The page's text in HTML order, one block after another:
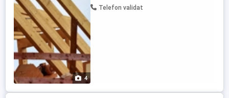
4
stanga [langa Pensiunea Sanmartin ).
Telefon validat